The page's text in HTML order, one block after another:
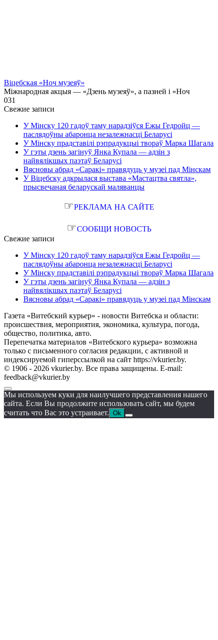
Віцебская «Ноч музеяў»
Міжнародная акцыя — «Дзень музеяў», а пазней і «Ноч
031
Свежие записи
У Мінску 120 гадоў таму нарадзіўся Ежы Гедройц —
паслядоўны абаронца незалежнасці Беларусі
У Мінску прадставілі рэпрадукцыі твораў Марка Шагала
У гэты дзень загінуў Янка Купала — адзін з
найвялікшых паэтаў Беларусі
Вясновы абрад «Саракі» правядуць у музеі пад Мінскам
У Віцебску адкрылася выстава «Мастацтва святла»,
прысвечаная беларускай маляванцы
☞РЕКЛАМА НА САЙТЕ
☞СООБЩИ НОВОСТЬ
Свежие записи
У Мінску 120 гадоў таму нарадзіўся Ежы Гедройц —
паслядоўны абаронца незалежнасці Беларусі
У Мінску прадставілі рэпрадукцыі твораў Марка Шагала
У гэты дзень загінуў Янка Купала — адзін з
найвялікшых паэтаў Беларусі
Вясновы абрад «Саракі» правядуць у музеі пад Мінскам
Газета «Витебский курьер» - новости Витебска и области:
происшествия, мероприятия, экономика, культура, погода,
общество, политика, авто.
Перепечатка материалов «Витебского курьера» возможна
только с письменного согласия редакции, с активной и
индексируемой гиперссылкой на сайт https://vkurier.by.
© 1906 - 2026 vkurier.by. Все права защищены. E-mail:
feedback@vkurier.by
Мы используем куки для наилучшего представления нашего
сайта. Если Вы продолжите использовать сайт, мы будем
считать что Вас это устраивает. Ok